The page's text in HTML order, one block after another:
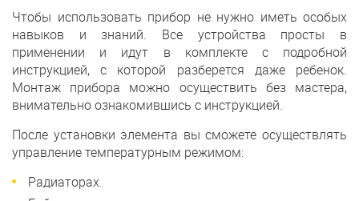
Чтобы использовать прибор не нужно иметь особых
навыков и знаний. Все устройства просты в
применении и идут в комплекте с подробной
инструкцией, с которой разберется даже ребенок.
Монтаж прибора можно осуществить без мастера,
внимательно ознакомившись с инструкцией.
После установки элемента вы сможете осуществлять
управление температурным режимом:
Радиаторах.